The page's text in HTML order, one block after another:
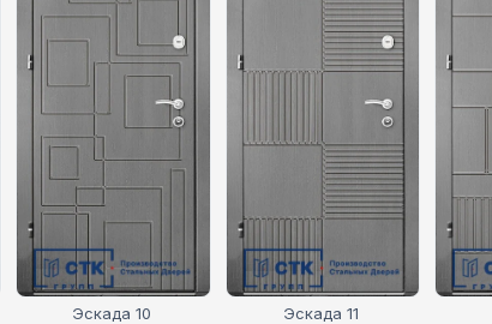
Эскада 10 Эскада 11